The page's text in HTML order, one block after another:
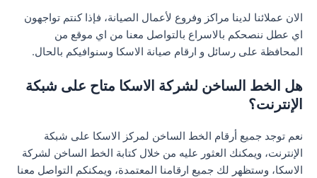
الان عملائنا لدينا مراكز وفروع لأعمال الصيانة، فإذا كنتم تواجهون
اي عطل ننصحكم بالاسراع بالتواصل معنا من اي موقع من
المحافظة على رسائل و ارقام صيانة الاسكا وسنوافيكم بالحال.
هل الخط الساخن لشركة الاسكا متاح على شبكة
الإنترنت؟
نعم توجد جميع أرقام الخط الساخن لمركز الاسكا على شبكة
الإنترنت، ويمكنك العثور عليه من خلال كتابة الخط الساخن لشركة
الاسكا، وستظهر لك جميع ارقامنا المعتمدة، ويمكنكم التواصل معنا